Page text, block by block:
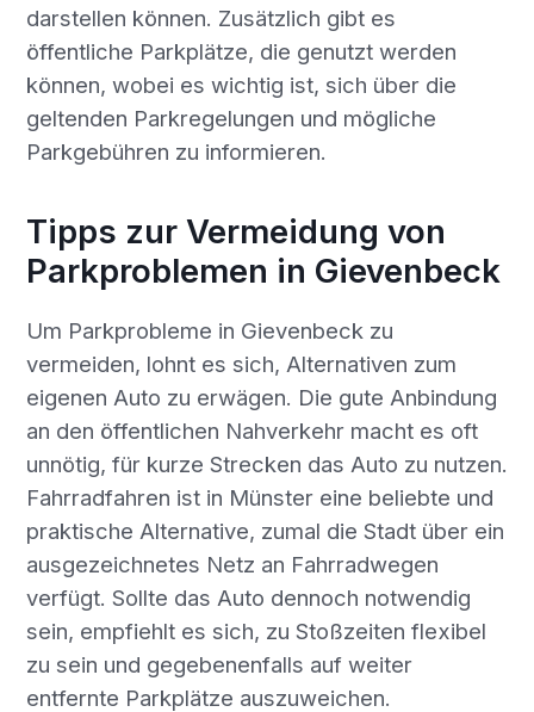
darstellen können. Zusätzlich gibt es
öffentliche Parkplätze, die genutzt werden
können, wobei es wichtig ist, sich über die
geltenden Parkregelungen und mögliche
Parkgebühren zu informieren.
Tipps zur Vermeidung von
Parkproblemen in Gievenbeck
Um Parkprobleme in Gievenbeck zu
vermeiden, lohnt es sich, Alternativen zum
eigenen Auto zu erwägen. Die gute Anbindung
an den öffentlichen Nahverkehr macht es oft
unnötig, für kurze Strecken das Auto zu nutzen.
Fahrradfahren ist in Münster eine beliebte und
praktische Alternative, zumal die Stadt über ein
ausgezeichnetes Netz an Fahrradwegen
verfügt. Sollte das Auto dennoch notwendig
sein, empfiehlt es sich, zu Stoßzeiten flexibel
zu sein und gegebenenfalls auf weiter
entfernte Parkplätze auszuweichen.